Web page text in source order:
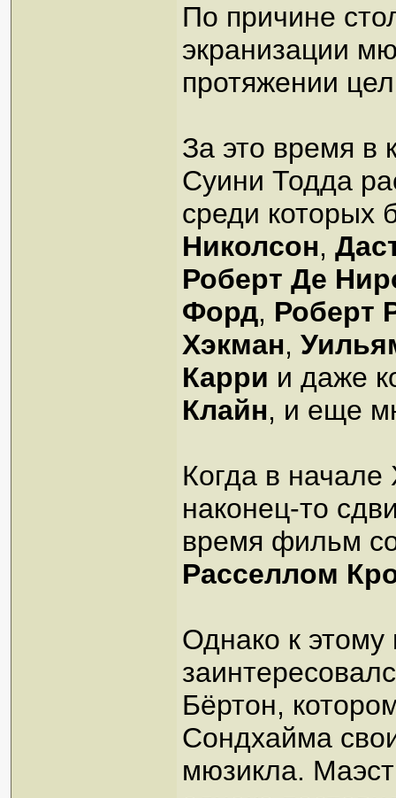
По причине
экранизации
протяжении
За это время в
Суини Тодда
среди которых
Николсон,
Роберт Де
Форд, Роберт
Хэкман,
Карри и даже
Клайн, и еще
Когда в начале
наконец-то
время фильм
Расселлом
Однако к
Бёртон,
Сондхайма
мюзикла.